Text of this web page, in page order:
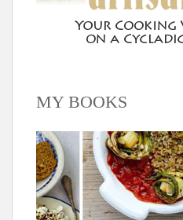
MY BOOKS